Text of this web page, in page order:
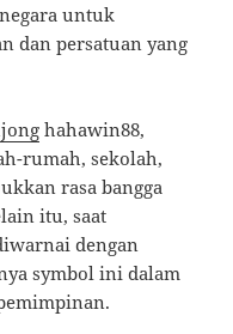
untuk
dan persatuan yang
hahawin88,
rumah, sekolah,
rasa bangga
itu, saat
dengan
symbol ini dalam